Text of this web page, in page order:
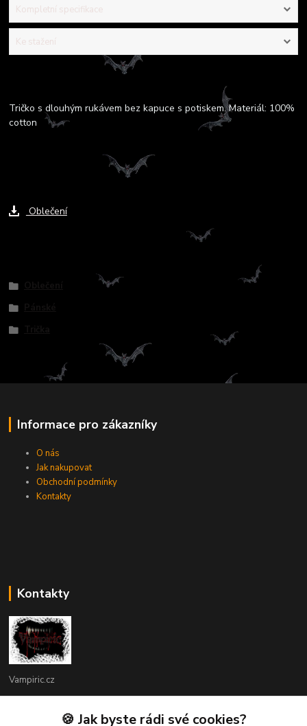
Kompletní specifikace
Ke stažení
Tričko s dlouhým rukávem bez kapuce s potiskem. Materiál: 100%
cotton
Oblečení
Informace pro zákazníky
O nás
Jak nakupovat
Obchodní podmínky
Kontakty
Kontakty
Vampiric.cz
🍪 Jak byste rádi své cookies?